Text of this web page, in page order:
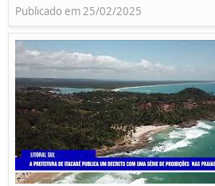
Publicado em 25/02/2025